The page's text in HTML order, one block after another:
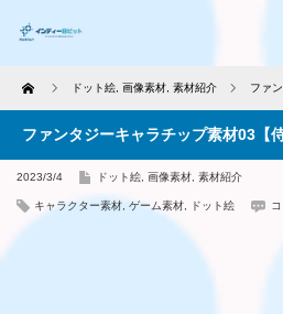
Home ドット絵 画像素材 素材紹介 ファ
ファンタジーキャラチップ素材03【侍
2023/3/4 ドット絵 画像素材 素材紹介
キャラクター素材 ゲーム素材 ドット絵